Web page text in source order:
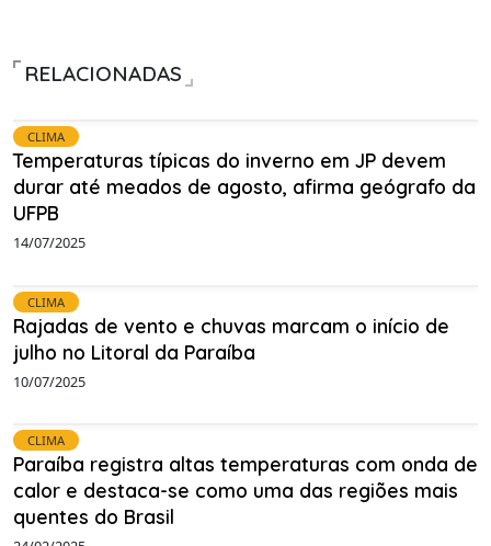
RELACIONADAS
CLIMA
Temperaturas típicas do inverno em JP devem
durar até meados de agosto, afirma geógrafo da
UFPB
14/07/2025
CLIMA
Rajadas de vento e chuvas marcam o início de
julho no Litoral da Paraíba
10/07/2025
CLIMA
Paraíba registra altas temperaturas com onda de
calor e destaca-se como uma das regiões mais
quentes do Brasil